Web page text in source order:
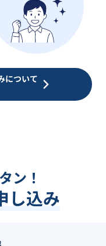
について
ン！
し込み